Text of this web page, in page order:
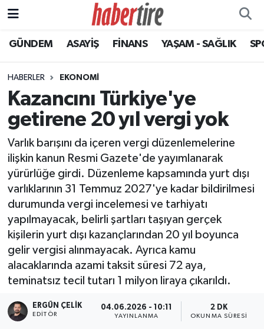
GÜNDEM ASAYİŞ FİNANS YAŞAM - SAĞLIK
HABERLER EKONOMİ
Kazancını Türkiye'ye
getirene 20 yıl vergi yok
Varlık barışını da içeren vergi düzenlemelerine
ilişkin kanun Resmi Gazete'de yayımlanarak
yürürlüğe girdi. Düzenleme kapsamında yurt dışı
varlıklarının 31 Temmuz 2027'ye kadar bildirilmesi
durumunda vergi incelemesi ve tarhiyatı
yapılmayacak, belirli şartları taşıyan gerçek
kişilerin yurt dışı kazançlarından 20 yıl boyunca
gelir vergisi alınmayacak. Ayrıca kamu
alacaklarında azami taksit süresi 72 aya,
teminatsız tecil tutarı 1 milyon liraya çıkarıldı.
ERGÜN ÇELIK
EDITÖR
04.06.2026 - 10:11
YAYINLANMA
2 DK
OKUNMA SÜRESI
Tire Nöbetçi Eczaneler
Tire Hava Durumu
Tire Trafik Yoğunluk Haritası
Tüm Manşetler
Son Dakika Haberleri
Haber Arşivi